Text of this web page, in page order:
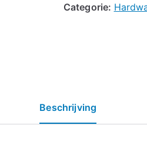
Categorie:
Beschrijving